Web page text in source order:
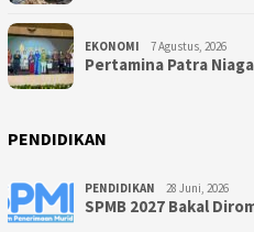
EKONOMI 7 Agustus, 2026
Pertamina Patra
PENDIDIKAN
PENDIDIKAN 28 Juni, 2026
SPMB 2027 Bakal